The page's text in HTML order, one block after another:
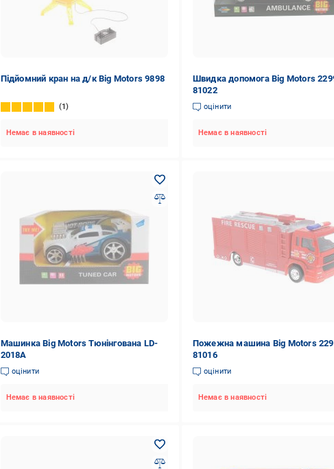
Підйомний кран на д/к Big Motors 9898
1
Немає в наявності
Швидка допомога Big Motors
81022
оцінити
Немає в наявності
Машинка Big Motors Тюнінгована LD-
2018A
оцінити
Немає в наявності
Пожежна машина Big Motors
81016
оцінити
Немає в наявності